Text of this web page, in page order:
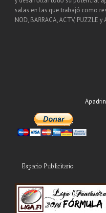
salas en las que trabajó como
NOD, BARRACA, ACTV, PUZZLE
Espacio Publicitario